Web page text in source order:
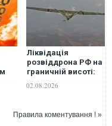
Ліквідація
розвіддрона РФ на
граничній висоті:
105-го загону
02.08.2026
Правила коментування ! »